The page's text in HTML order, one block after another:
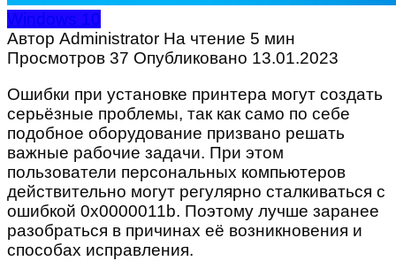
Windows 10
Автор Administrator На чтение 5 мин
Просмотров 37 Опубликовано 13.01.2023
Ошибки при установке принтера могут создать
серьёзные проблемы, так как само по себе
подобное оборудование призвано решать
важные рабочие задачи. При этом
пользователи персональных компьютеров
действительно могут регулярно сталкиваться с
ошибкой 0x0000011b. Поэтому лучше заранее
разобраться в причинах её возникновения и
способах исправления.